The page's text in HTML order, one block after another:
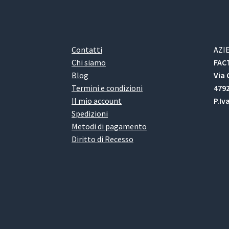
Contatti
Chi siamo
Blog
Termini e condizioni
Il mio account
Spedizioni
Metodi di pagamento
Diritto di Recesso
Via